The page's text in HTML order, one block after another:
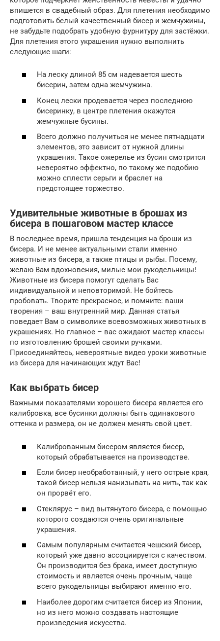
впишется в свадебный образ. Для плетения необходимо
подготовить белый качественный бисер и жемчужины,
не забудьте подобрать удобную фурнитуру для застёжки.
Для плетения этого украшения нужно выполнить
следующие шаги:
На леску длиной 85 см надевается шесть
бисерин, затем одна жемчужина.
Конец лески продевается через последнюю
бисеринку, в центре плетения окажутся
жемчужные бусины.
Всего должно получиться не менее пятнадцати
элементов, это зависит от нужной длины
украшения. Такое ожерелье из бусин смотрится
невероятно эффектно, по такому же подобию
можно сплести серьги и браслет на
предстоящее торжество.
Удивительные животные в брошах из
бисера в пошаговом мастер классе
В последнее время, пришла тенденция на броши из
бисера. И не менее актуальными стали именно
животные из бисера, а также птицы и рыбы. Посему,
желаю Вам вдохновения, милые мои рукодельницы!
Животные из бисера помогут сделать Вас
индивидуальной и неповторимой. Не бойтесь
пробовать. Творите прекрасное, и помните: ваши
творения – ваш внутренний мир. Данная статья
поведает Вам о символике всевозможных животных в
украшениях. Но главное – вас ожидают мастер классы
по изготовлению брошей своими ручками.
Присоединяйтесь, невероятные видео уроки животные
из бисера для начинающих ждут Вас!
Как выбрать бисер
Важными показателями хорошего бисера является его
калибровка, все бусинки должны быть одинакового
оттенка и размера, он не должен менять свой цвет.
Калиброванным бисером является бисер,
который обрабатывается на производстве.
Если бисер необработанный, у него острые края,
такой бисер нельзя нанизывать на нить, так как
он прорвёт его.
Стеклярус – вид вытянутого бисера, с помощью
которого создаются очень оригинальные
украшения.
Самым популярным считается чешский бисер,
который уже давно ассоциируется с качеством.
Он производится без брака, имеет доступную
стоимость и является очень прочным, чаще
всего рукодельницы выбирают именно его.
Наиболее дорогим считается бисер из Японии,
но из него можно создавать настоящие
произведения искусства.